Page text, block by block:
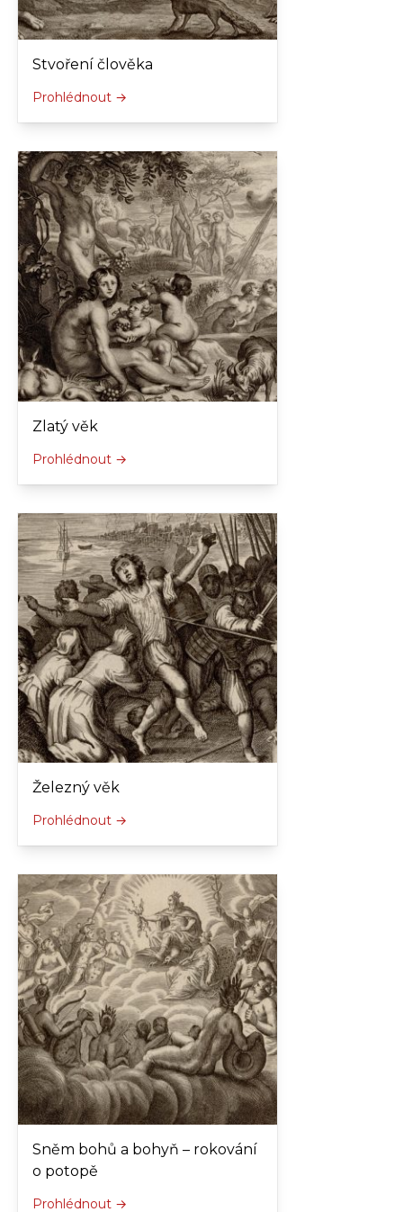
Stvoření člověka
Prohlédnout →
Zlatý věk
Prohlédnout →
Železný věk
Prohlédnout →
Sněm bohů a bohyň – rokování
o potopě
Prohlédnout →